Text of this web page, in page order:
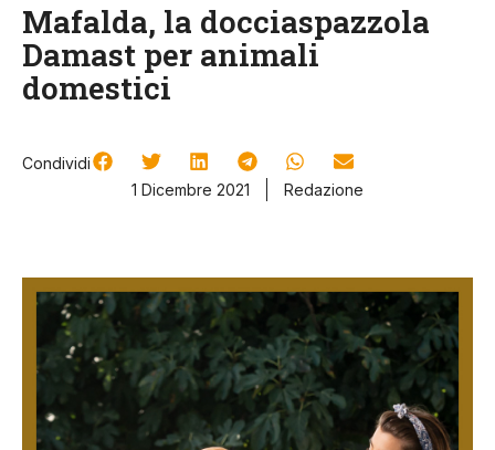
Mafalda, la docciaspazzola
Damast per animali
domestici
Condividi
1 Dicembre 2021
Redazione